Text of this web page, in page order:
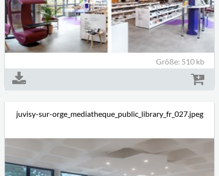
Größe: 510 kb
juvisy-sur-orge_mediatheque_public_library_fr_027.jpeg